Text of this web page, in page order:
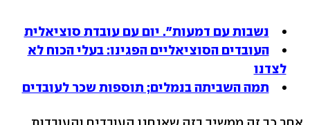
נשבות עם דמעות". יום עם עובדת סוציאלית
העובדים הסוציאליים הפגינו: בעלי הכוח לא
לצדנו
תמה השביתה בנמלים; תוספות שכר לעובדים